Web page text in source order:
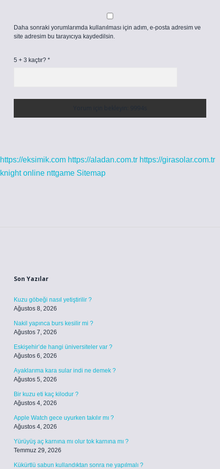
Daha sonraki yorumlarımda kullanılması için adım, e-posta adresim ve
site adresim bu tarayıcıya kaydedilsin.
5 + 3 kaçtır? *
https://eksimik.com https://aladan.com.tr https://girasolar.com.tr
knight online nttgame Sitemap
Son Yazılar
Kuzu göbeği nasıl yetiştirilir ?
Ağustos 8, 2026
Nakil yapınca burs kesilir mi ?
Ağustos 7, 2026
Eskişehir’de hangi üniversiteler var ?
Ağustos 6, 2026
Ayaklarıma kara sular indi ne demek ?
Ağustos 5, 2026
Bir kuzu eti kaç kilodur ?
Ağustos 4, 2026
Apple Watch gece uyurken takılır mı ?
Ağustos 4, 2026
Yürüyüş aç karnına mı olur tok karnına mı ?
Temmuz 29, 2026
Kükürtlü sabun kullandıktan sonra ne yapılmalı ?